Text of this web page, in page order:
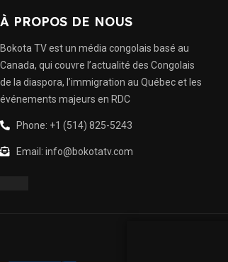
À PROPOS DE NOUS
Bokota TV est un média congolais basé au
Canada, qui couvre l’actualité des Congolais
de la diaspora, l’immigration au Québec et les
événements majeurs en RDC
Phone: +1 (514) 825-5243
Email: info@bokotatv.com